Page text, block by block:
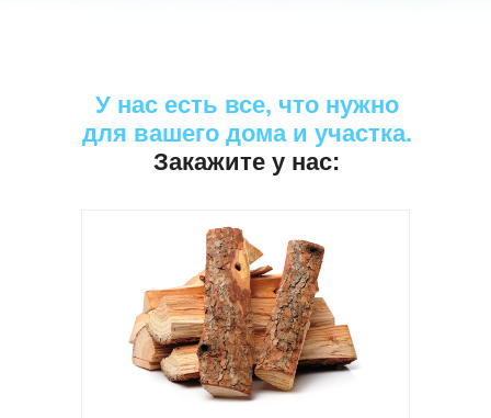
У нас есть все, что нужно
для вашего дома и участка.
Закажите у нас: